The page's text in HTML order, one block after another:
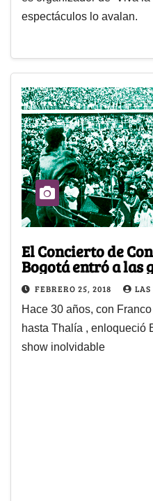
espectáculos lo avalan.
El Concierto de
Bogotá entró a las
FEBRERO 25, 2018 LAS
Hace 30 años, con
hasta Thalía , enloqueció
show inolvidable